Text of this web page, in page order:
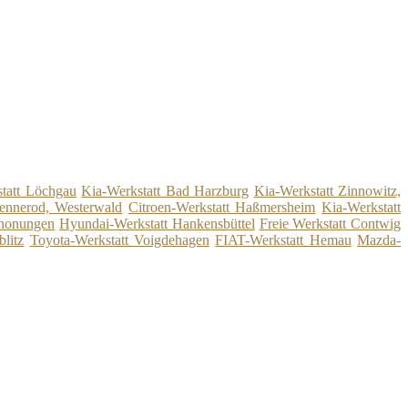
Löchgau Kia-Werkstatt Bad Harzburg Kia-Werkstatt Zinnowitz,
Westerwald Citroen-Werkstatt Haßmersheim Kia-Werkstatt
Hyundai-Werkstatt Hankensbüttel Freie Werkstatt Contwig
Toyota-Werkstatt Voigdehagen FIAT-Werkstatt Hemau Mazda-